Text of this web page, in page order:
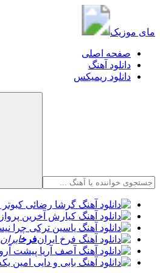
مای موزیک
صفحه اصلی
دانلود آهنگ
دانلود ریمیکس
فرخایران